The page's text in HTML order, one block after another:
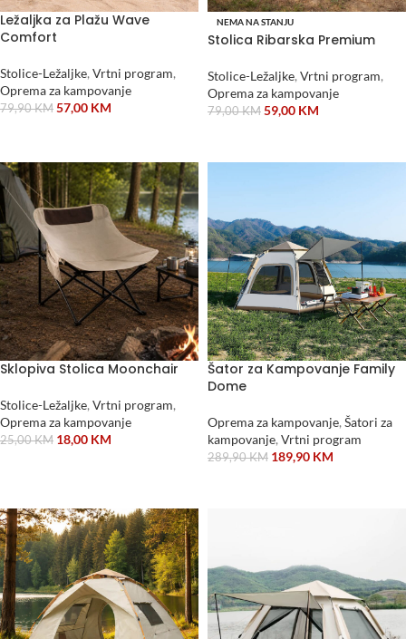
Ležaljka za Plažu Wave
Comfort
Stolice-Ležaljke, Vrtni program,
Oprema za kampovanje
79,90KM 57,00 KM
NEMA NA STANJU
Stolica Ribarska Premium
Stolice-Ležaljke, Vrtni program,
Oprema za kampovanje
79,00KM 59,00 KM
Sklopiva Stolica Moonchair
Stolice-Ležaljke, Vrtni program,
Oprema za kampovanje
25,00KM 18,00 KM
Šator za Kampovanje Family
Dome
Oprema za kampovanje, Šatori za
kampovanje, Vrtni program
289,90KM 189,90 KM